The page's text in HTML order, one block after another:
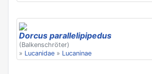
Dorcus parallelipipedus
(Balkenschröter)
» Lucanidae » Lucaninae